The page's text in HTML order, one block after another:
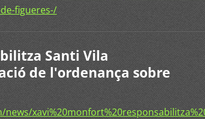
figueres-/
Santi Vila
de l'ordenança sobre